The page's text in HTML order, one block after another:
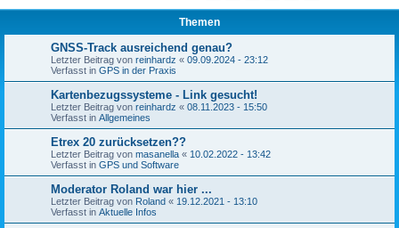
Themen
GNSS-Track ausreichend genau?
Letzter Beitrag von reinhardz « 09.09.2024 - 23:12
Verfasst in GPS in der Praxis
Kartenbezugssysteme - Link gesucht!
Letzter Beitrag von reinhardz « 08.11.2023 - 15:50
Verfasst in Allgemeines
Etrex 20 zurücksetzen??
Letzter Beitrag von masanella « 10.02.2022 - 13:42
Verfasst in GPS und Software
Moderator Roland war hier ...
Letzter Beitrag von Roland « 19.12.2021 - 13:10
Verfasst in Aktuelle Infos